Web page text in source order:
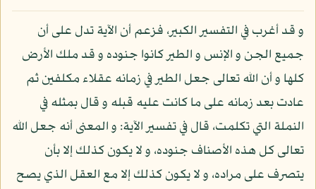
و قد أغرب في التفسير الكبير، فزعم أن الآية تدل على أن
جميع الجن و الإنس و الطير كانوا جنوده و قد ملك الأرض
كلها و أن الله تعالى جعل الطير في زمانه عقلاء مكلفين ثم
عادت بعد زمانه على ما كانت عليه قبله و قال بمثله في
النملة التي تكلمت، قال في تفسير الآية: و المعنى أنه جعل الله
تعالى كل هذه الأصناف جنوده، و لا يكون كذلك إلا بأن
يتصرف على مراده، و لا يكون كذلك إلا مع العقل الذي يصح